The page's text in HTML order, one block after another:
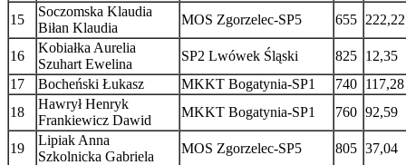
15
Soczomska Klaudia
Biłan Klaudia
MOS Zgorzelec-SP5 655 222,22
16
Kobiałka Aurelia
Szuhart Ewelina
SP2 Lwówek Śląski 825 12,35
17
Bocheński Łukasz MKKT Bogatynia-SP1 740 117,28
18
Hawrył Henryk
Frankiewicz Dawid
MKKT Bogatynia-SP1 760 92,59
19
Lipiak Anna
Szkolnicka Gabriela
MOS Zgorzelec-SP5 805 37,04